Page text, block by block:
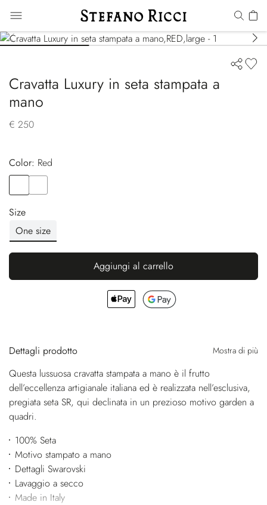
Cravatta Luxury in seta stampata a
mano
€ 250
Color:
red
Size
One size
Aggiungi al carrello
Dettagli prodotto Mostra di più
Questa lussuosa cravatta stampata a mano è il frutto
dell’eccellenza artigianale italiana ed è realizzata nell’esclusiva,
pregiata seta SR, qui declinata in un prezioso motivo garden a
quadri.
100% Seta
Motivo stampato a mano
Dettagli Swarovski
Lavaggio a secco
Made in Italy